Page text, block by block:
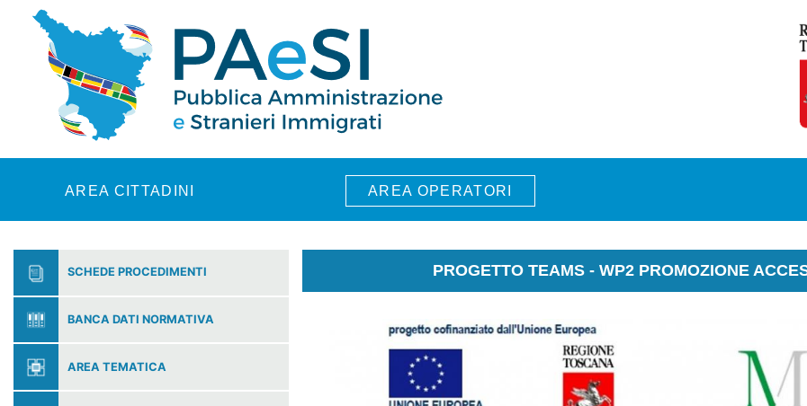
Skip to main content
AREA CITTADINI AREA OPERATORI
SCHEDE PROCEDIMENTI
BANCA DATI NORMATIVA
AREA TEMATICA
PROGETTO TEAMS - WP2 PROMOZIONE